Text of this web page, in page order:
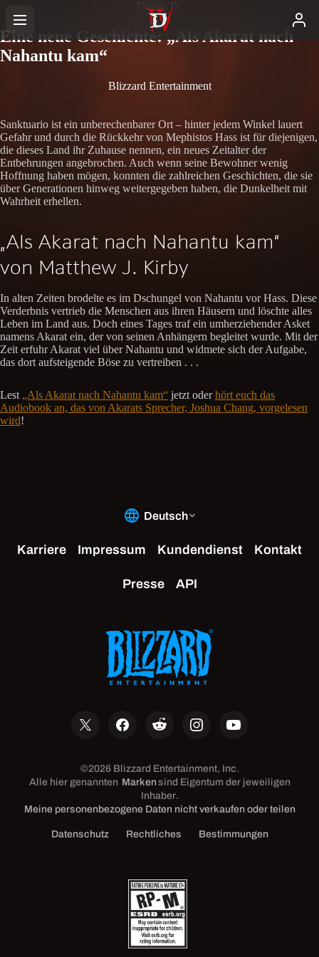
Diablo IV
Eine neue Geschichte: „Als Akarat nach
Nahantu kam“
Blizzard Entertainment
Sanktuario ist ein unberechenbarer Ort – hinter jedem Winkel lauert
Gefahr und durch die Rückkehr von Mephistos Hass ist für diejenigen,
die dieses Land ihr Zuhause nennen, ein neues Zeitalter der
Entbehrungen angebrochen. Auch wenn seine Bewohner wenig
Hoffnung haben mögen, konnten die zahlreichen Geschichten, die sie
über Generationen hinweg weitergegeben haben, die Dunkelheit mit
Wahrheit erhellen.
„Als Akarat nach Nahantu kam“
von Matthew J. Kirby
In alten Zeiten brodelte es im Dschungel von Nahantu vor Hass. Diese
Verderbnis vertrieb die Menschen aus ihren Häusern und löschte alles
Leben im Land aus. Doch eines Tages traf ein umherziehender Asket
namens Akarat ein, der von seinen Anhängern begleitet wurde. Mit der
Zeit erfuhr Akarat viel über Nahantu und widmete sich der Aufgabe,
das dort aufsteigende Böse zu vertreiben . . .
Lest „Als Akarat nach Nahantu kam“ jetzt oderhört euch das
Audiobook an, das von Akarats Sprecher, Joshua Chang, vorgelesen
wird!